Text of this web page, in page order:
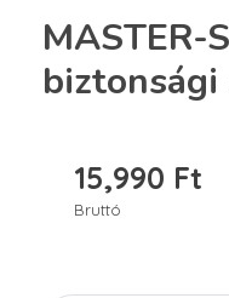
MASTER-
biztonsági
15,990 Ft
Bruttó